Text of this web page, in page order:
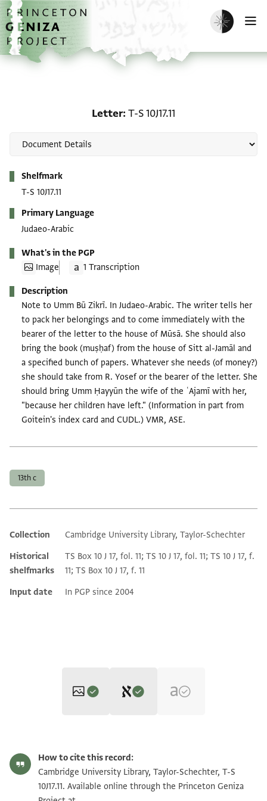
Skip to main content
home
Enable dark
Letter T-S 10J17.11
Shelfmark
T-S 10J17.11
Primary Language
Judaeo-Arabic
What's in the PGP
Image
1 Transcription
Description
Note to Umm Bū Zikrī. In Judaeo-Arabic. The writer tells her
to pack her belongings and to come immediately with the
bearer of the letter to the house of Mūsā. She should also
bring the book (muṣḥaf) from the house of Sitt al-Jamāl and
a specified bunch of papers. Whatever she needs (of money?)
she should take from R. Yosef or the bearer of the letter. She
should bring Umm Ḥayyūn the wife of the ʿAjamī with her,
"because her children have left." (Information in part from
Goitein's index card and CUDL.) VMR, ASE.
13th c
Additional metadata
Collection
Cambridge University Library, Taylor-Schechter
Historical
shelfmarks
TS Box 10 J 17, fol. 11; TS 10 J 17, fol. 11; TS 10 J 17, f.
11; TS Box 10 J 17, f. 11
Input date
In PGP since 2004
S. D. Goitein's unpublished edition (1950–85).
אלדי אעלם בה אם בו זכרי
צאנהא אללה תע אן סאעה
T-S 10J17.11 1v
How to cite this record:
Cambridge University Library, Taylor-Schechter, T-S
10J17.11. Available online through the Princeton Geniza